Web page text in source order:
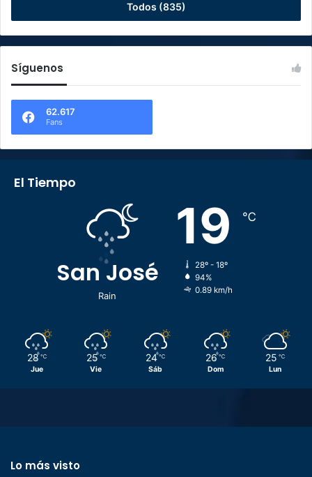
Todos (835)
Síguenos
62.617
Fans
El Tiempo
San José
Rain
19 ℃
28º - 18º
94%
0.89 km/h
28 ℃
Jue
25 ℃
Vie
24 ℃
Sáb
26 ℃
Dom
25 ℃
Lun
Lo más visto